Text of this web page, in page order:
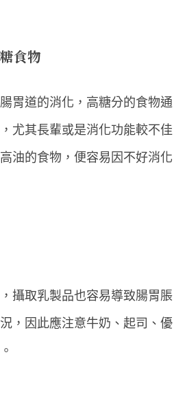
食物
胃道的消化，高糖分的食物通
尤其長輩或是消化功能較不佳
油的食物，便容易因不好消化
攝取乳製品也容易導致腸胃脹
，因此應注意牛奶、起司、優